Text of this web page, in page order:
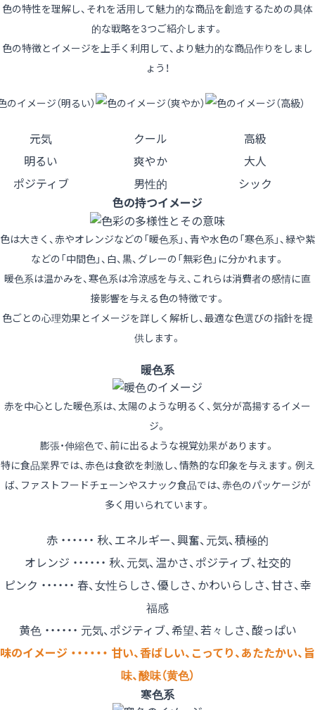
色の特性を理解し、それを活用して魅力的な商品を創造するための具体
的な戦略を3つご紹介します。
色の特徴とイメージを上手く利用して、より魅力的な商品作りをしまし
ょう！
元気
明るい
ポジティブ
クール
爽やか
男性的
高級
大人
シック
色の持つイメージ
色は大きく、赤やオレンジなどの「暖色系」、青や水色の「寒色系」、緑や紫
などの「中間色」、白、黒、グレーの「無彩色」に分かれます。
暖色系は温かみを、寒色系は冷涼感を与え、これらは消費者の感情に直
接影響を与える色の特徴です。
色ごとの心理効果とイメージを詳しく解析し、最適な色選びの指針を提
供します。
暖色系
赤を中心とした暖色系は、太陽のような明るく、気分が高揚するイメー
ジ。
膨張・伸縮色で、前に出るような視覚効果があります。
特に食品業界では、赤色は食欲を刺激し、情熱的な印象を与えます。例え
ば、ファストフードチェーンやスナック食品では、赤色のパッケージが
多く用いられています。
赤 ・・・・・・ 秋、エネルギー、興奮、元気、積極的
オレンジ ・・・・・・ 秋、元気、温かさ、ポジティブ、社交的
ピンク ・・・・・・ 春、女性らしさ、優しさ、かわいらしさ、甘さ、幸
福感
黄色 ・・・・・・ 元気、ポジティブ、希望、若々しさ、酸っぱい
味のイメージ ・・・・・・ 甘い、香ばしい、こってり、あたたかい、旨
味、酸味（黄色）
寒色系